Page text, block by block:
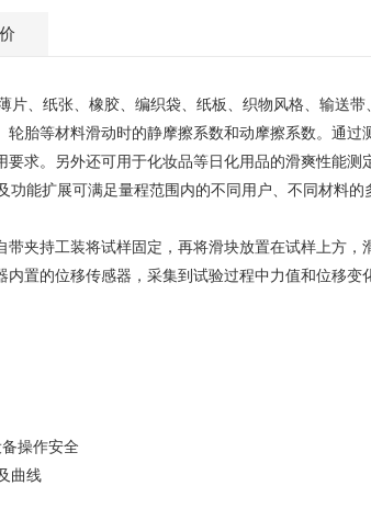
片、纸张、橡胶、编织袋、纸板、织物风格、输送带
胎等材料滑动时的静摩擦系数和动摩擦系数。通过
求。另外还可用于化妆品等日化用品的滑爽性能测
功能扩展可满足量程范围内的不同用户、不同材料的
夹持工装将试样固定，再将滑块放置在试样上方，
置的位移传感器，采集到试验过程中力值和位移变
操作安全
曲线